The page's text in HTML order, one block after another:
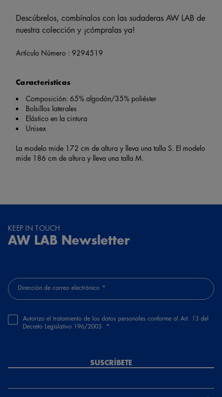
Descúbrelos, combínalos con las sudaderas AW LAB de
nuestra colección y ¡cómpralas ya!
Artículo Número : 9294519
Características
Composición: 65% algodón/35% poliéster
Bolsillos laterales
Elástico en la cintura
Unisex
La modelo mide 172 cm de altura y lleva una talla S. El modelo
mide 186 cm de altura y lleva una talla M.
KEEP IN TOUCH
AW LAB Newsletter
Dirección de correo electrónico
Autorizo el tratamiento de los datos personales conforme al Art. 13 del
Decreto Legislativo 196/2003
SUSCRÍBETE